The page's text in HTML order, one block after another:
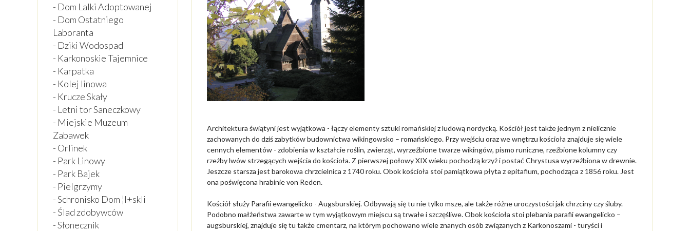
Architektura świątyni jest wyjątkowa - łączy elementy sztuki romańskiej z ludową nordycką. Kościół jest także jednym z nielicznie
zachowanych do dziś zabytków budownictwa wikingowsko – romańskiego. Przy wejściu oraz we wnętrzu kościoła znajduje się wiele
cennych elementów - zdobienia w kształcie roślin, zwierząt, wyrzeźbione twarze wikingów, pismo runiczne, rzeźbione kolumny czy
rzeźby lwów strzegących wejścia do kościoła. Z pierwszej połowy XIX wieku pochodzą krzyż i postać Chrystusa wyrzeźbiona w drewnie.
Jeszcze starsza jest barokowa chrzcielnica z 1740 roku. Obok kościoła stoi pamiątkowa płyta z epitafium, pochodząca z 1856 roku. Jest
ona poświęcona hrabinie von Reden.
Kościół służy Parafii ewangelicko - Augsburskiej. Odbywają się tu nie tylko msze, ale także różne uroczystości jak chrzciny czy śluby.
Podobno małżeństwa zawarte w tym wyjątkowym miejscu są trwałe i szczęśliwe. Obok kościoła stoi plebania parafii ewangelicko –
augsburskiej, znajduje się tu także cmentarz, na którym pochowano wiele znanych osób związanych z Karkonoszami - turyści i
- Dom Lalki Adoptowanej
- Dom Ostatniego
Laboranta
- Dziki Wodospad
- Karkonoskie Tajemnice
- Karpatka
- Kolej linowa
- Krucze Skały
- Letni tor Saneczkowy
- Miejskie Muzeum
Zabawek
- Orlinek
- Park Linowy
- Park Bajek
- Pielgrzymy
- Schronisko Dom ¦l±skli
- Ślad zdobywców
- Słonecznik